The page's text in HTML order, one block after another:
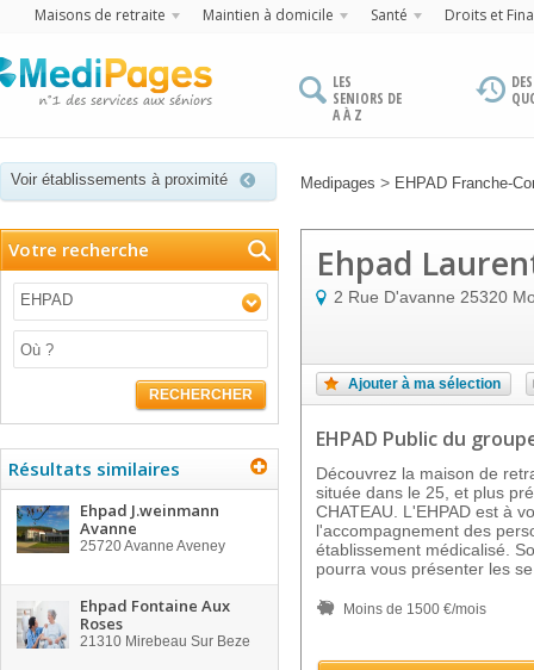
Maisons de retraite Maintien à domicile Santé Droits et
LES
SENIORS DE
A À Z
Voir établissements à proximité Medipages > EHPAD Franche-
Votre recherche
EHPAD
RECHERCHER
Résultats similaires
Ehpad J.weinmann
Avanne
25720Avanne Aveney
Ehpad Fontaine Aux
Roses
21310 Mirebeau Sur Beze
Ehpad
2 Rue D'avanne 25320
Ajouter à ma sélection
EHPAD Public du
Découvrez la maison de
située dans le 25, et plus
CHATEAU. L'EHPAD est à
l'accompagnement des
établissement médicalisé.
pourra vous présenter les se
Moins de 1500 €/mois